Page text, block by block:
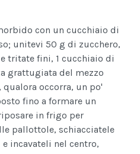
con un cucchiaio di
unitevi 50 g di zucchero,
tritate fini, 1 cucchiaio di
grattugiata del mezzo
occorra, un po'
fino a formare un
in frigo per
pallottole, schiacciatele
incavateli nel centro,